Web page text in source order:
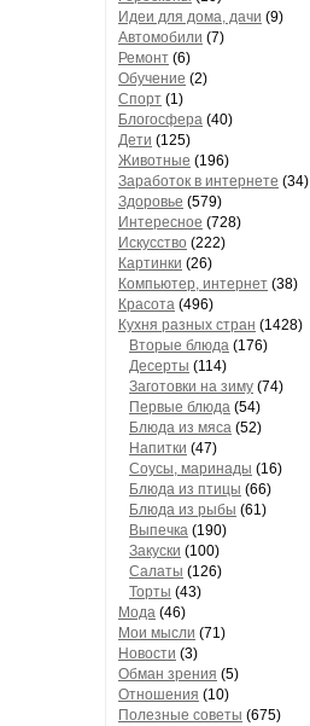
Идеи для дома, дачи (9)
Автомобили (7)
Ремонт (6)
Обучение (2)
Спорт (1)
Блогосфера (40)
Дети (125)
Животные (196)
Заработок в интернете (34)
Здоровье (579)
Интересное (728)
Искусство (222)
Картинки (26)
Компьютер, интернет (38)
Красота (496)
Кухня разных стран (1428)
Вторые блюда (176)
Десерты (114)
Заготовки на зиму (74)
Первые блюда (54)
Блюда из мяса (52)
Напитки (47)
Соусы, маринады (16)
Блюда из птицы (66)
Блюда из рыбы (61)
Выпечка (190)
Закуски (100)
Салаты (126)
Торты (43)
Мода (46)
Мои мысли (71)
Новости (3)
Обман зрения (5)
Отношения (10)
Полезные советы (675)